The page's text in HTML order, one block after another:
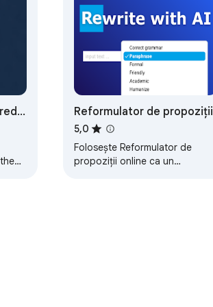
Reformulator de propoziții
5,0
Folosește Reformulator de
propoziții online ca un